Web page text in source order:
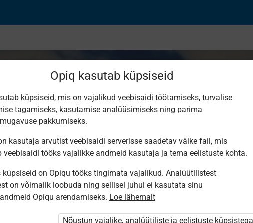
(1).Maria Parr
ole Opiqusse sisse logitud.
paketi
Opiq kasutab küpsiseid
küpsiseid, mis on vajalikud veebisaidi töötamiseks, turvalise
tagamiseks, kasutamise analüüsimiseks ning parima
pakkumiseks.
kasutaja arvutist veebisaidi serverisse saadetav väike fail, mis
veebisaidi tööks vajalikke andmeid kasutaja ja tema eelistuste kohta.
küpsiseid on Opiqu tööks tingimata vajalikud. Analüütilistest
on võimalik loobuda ning sellisel juhul ei kasutata sinu
Opiqu arendamiseks. Loe lähemalt
Nõustun vajalike, analüütiliste ja eelistuste küpsistega